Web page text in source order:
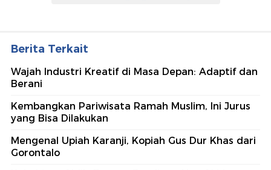
Berita Terkait
Wajah Industri Kreatif di Masa Depan: Adaptif dan
Berani
Kembangkan Pariwisata Ramah Muslim, Ini Jurus
yang Bisa Dilakukan
Mengenal Upiah Karanji, Kopiah Gus Dur Khas dari
Gorontalo